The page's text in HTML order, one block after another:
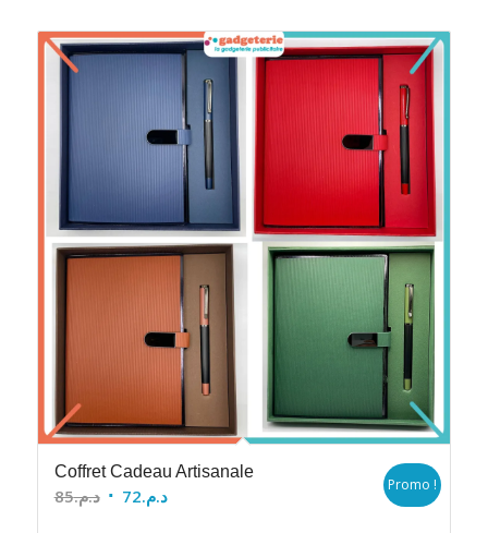
Coffret Cadeau Artisanale
د.م.85
Le
د.م.72
Le
Promo !